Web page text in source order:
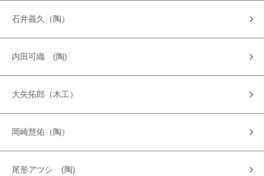
石井義久（陶）
内田可織 (陶)
大矢拓郎（木工）
岡崎慧佑（陶）
尾形アツシ (陶)